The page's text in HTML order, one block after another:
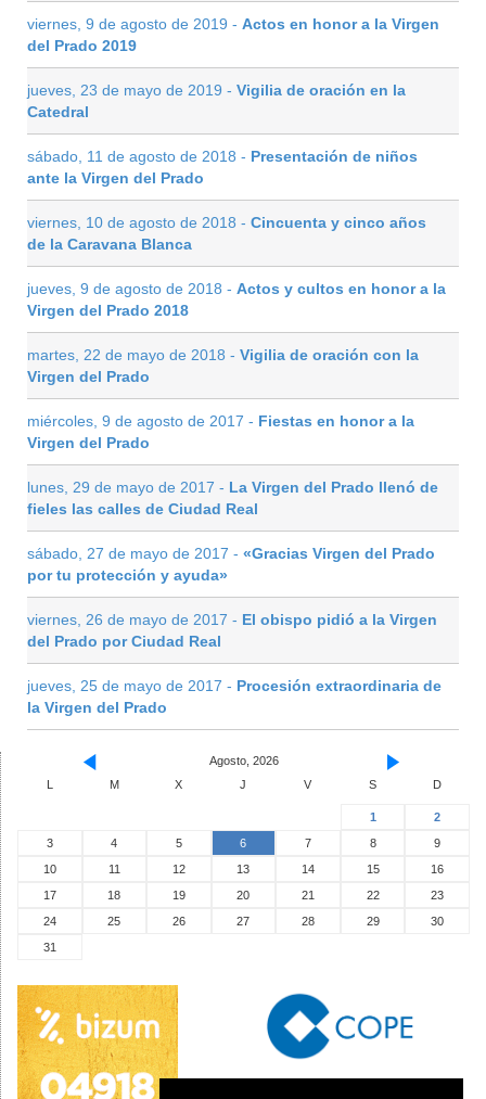
viernes, 9 de agosto de 2019 - Actos en honor a la Virgen
del Prado 2019
jueves, 23 de mayo de 2019 - Vigilia de oración en la
Catedral
sábado, 11 de agosto de 2018 - Presentación de niños
ante la Virgen del Prado
viernes, 10 de agosto de 2018 - Cincuenta y cinco años
de la Caravana Blanca
jueves, 9 de agosto de 2018 - Actos y cultos en honor a la
Virgen del Prado 2018
martes, 22 de mayo de 2018 - Vigilia de oración con la
Virgen del Prado
miércoles, 9 de agosto de 2017 - Fiestas en honor a la
Virgen del Prado
lunes, 29 de mayo de 2017 - La Virgen del Prado llenó de
fieles las calles de Ciudad Real
sábado, 27 de mayo de 2017 - «Gracias Virgen del Prado
por tu protección y ayuda»
viernes, 26 de mayo de 2017 - El obispo pidió a la Virgen
del Prado por Ciudad Real
jueves, 25 de mayo de 2017 - Procesión extraordinaria de
la Virgen del Prado
Agosto, 2026
L
M X J V S D
1
2
3
4 5 6 7 8
9
10
11 12 13 14 15
16
17
18 19 20 21 22
23
24
25 26 27 28 29
30
31